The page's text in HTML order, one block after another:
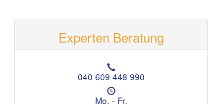
Experten Beratung
T
e
e
040 609 448 990
Ö
Mo. - Fr.